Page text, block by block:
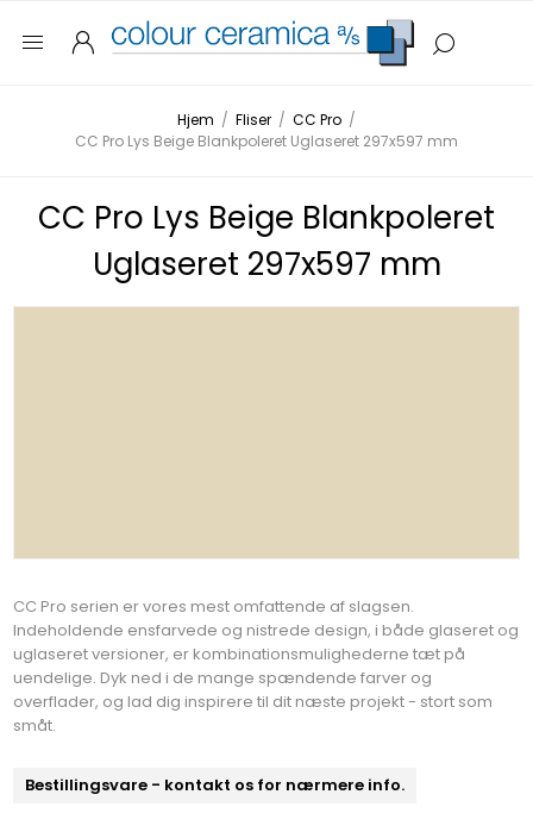
Hjem / Fliser / CC Pro /
CC Pro Lys Beige Blankpoleret Uglaseret 297x597 mm
CC Pro Lys Beige Blankpoleret
Uglaseret 297x597 mm
CC Pro serien er vores mest omfattende af slagsen.
Indeholdende ensfarvede og nistrede design, i både glaseret og
uglaseret versioner, er kombinationsmulighederne tæt på
uendelige. Dyk ned i de mange spændende farver og
overflader, og lad dig inspirere til dit næste projekt - stort som
småt.
Bestillingsvare - kontakt os for nærmere info.